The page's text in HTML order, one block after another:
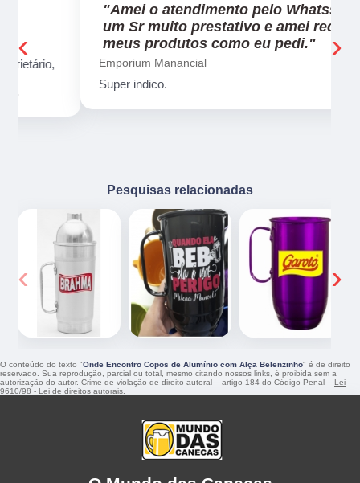
"Amei o atendimento pelo Whatssap,
um Sr muito prestativo e amei receber
meus produtos como eu pedi."
Emporium Manancial
Super indico.
‹ ›
Pesquisas relacionadas
‹ ›
O conteúdo do texto "Onde Encontro Copos de Alumínio com Alça Belenzinho" é de direito
reservado. Sua reprodução, parcial ou total, mesmo citando nossos links, é proibida sem a
autorização do autor. Crime de violação de direito autoral – artigo 184 do Código Penal – Lei
9610/98 - Lei de direitos autorais